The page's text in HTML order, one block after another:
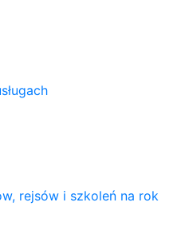
rejsów i szkoleń na rok